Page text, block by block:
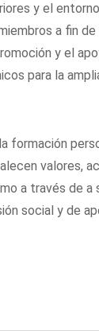
y el
a fin
y el
para la
formación
valores,
a través de
social y de